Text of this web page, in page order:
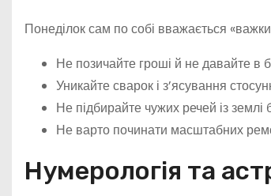
Понеділок сам по собі вважається
Не позичайте гроші й не давайте в
Уникайте сварок і з’ясування
Не підбирайте чужих речей із землі
Не варто починати масштабних
Нумерологія та